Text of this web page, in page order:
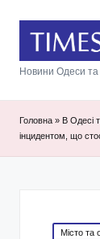
Новини Одеси та
Головна » В Одесі
інцидентом, що
Posted
Місто та